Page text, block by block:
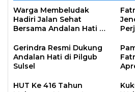
Warga Membeludak
Hadiri Jalan Sehat
Bersama Andalan Hati di
Gerindra Resmi Dukung
Andalan Hati di Pilgub
Sulsel
HUT Ke 416 Tahun